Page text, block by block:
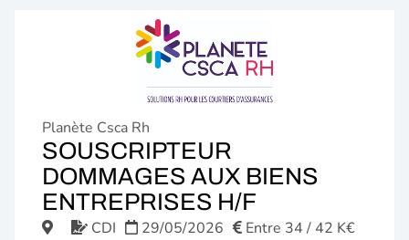
Planète Csca Rh
SOUSCRIPTEUR
DOMMAGES AUX BIENS
ENTREPRISES H/F
FENÊTRE)
CDI 29/05/2026
Entre 34 / 42 K€